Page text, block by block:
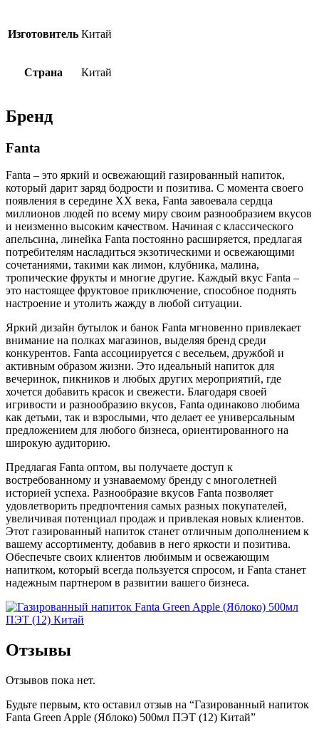
Изготовитель Китай
Страна Китай
Бренд
Fanta
Fanta – это яркий и освежающий газированный напиток,
который дарит заряд бодрости и позитива. С момента своего
появления в середине XX века, Fanta завоевала сердца
миллионов людей по всему миру своим разнообразием вкусов
и неизменно высоким качеством. Начиная с классического
апельсина, линейка Fanta постоянно расширяется, предлагая
потребителям насладиться экзотическими и освежающими
сочетаниями, такими как лимон, клубника, малина,
тропические фрукты и многие другие. Каждый вкус Fanta –
это настоящее фруктовое приключение, способное поднять
настроение и утолить жажду в любой ситуации.
Яркий дизайн бутылок и банок Fanta мгновенно привлекает
внимание на полках магазинов, выделяя бренд среди
конкурентов. Fanta ассоциируется с весельем, дружбой и
активным образом жизни. Это идеальный напиток для
вечеринок, пикников и любых других мероприятий, где
хочется добавить красок и свежести. Благодаря своей
игривости и разнообразию вкусов, Fanta одинаково любима
как детьми, так и взрослыми, что делает ее универсальным
предложением для любого бизнеса, ориентированного на
широкую аудиторию.
Предлагая Fanta оптом, вы получаете доступ к
востребованному и узнаваемому бренду с многолетней
историей успеха. Разнообразие вкусов Fanta позволяет
удовлетворить предпочтения самых разных покупателей,
увеличивая потенциал продаж и привлекая новых клиентов.
Этот газированный напиток станет отличным дополнением к
вашему ассортименту, добавив в него яркости и позитива.
Обеспечьте своих клиентов любимым и освежающим
напитком, который всегда пользуется спросом, и Fanta станет
надежным партнером в развитии вашего бизнеса.
Отзывы
Отзывов пока нет.
Будьте первым, кто оставил отзыв на “Газированный напиток
Fanta Green Apple (Яблоко) 500мл ПЭТ (12) Китай”